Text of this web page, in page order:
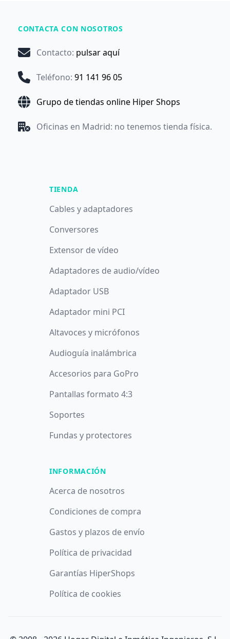
CONTACTA CON NOSOTROS
Contacto: pulsar aquí
Teléfono: 91 141 96 05
Grupo de tiendas online Hiper Shops
Oficinas en Madrid: no tenemos tienda física.
TIENDA
Cables y adaptadores
Conversores
Extensor de vídeo
Adaptadores de audio/vídeo
Adaptador USB
Adaptador mini PCI
Altavoces y micrófonos
Audioguía inalámbrica
Accesorios para GoPro
Pantallas formato 4:3
Soportes
Fundas y protectores
INFORMACIÓN
Acerca de nosotros
Condiciones de compra
Gastos y plazos de envío
Política de privacidad
Garantías HiperShops
Política de cookies